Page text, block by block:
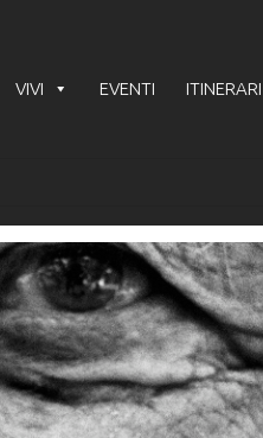
VIVI EVENTI ITINERARI